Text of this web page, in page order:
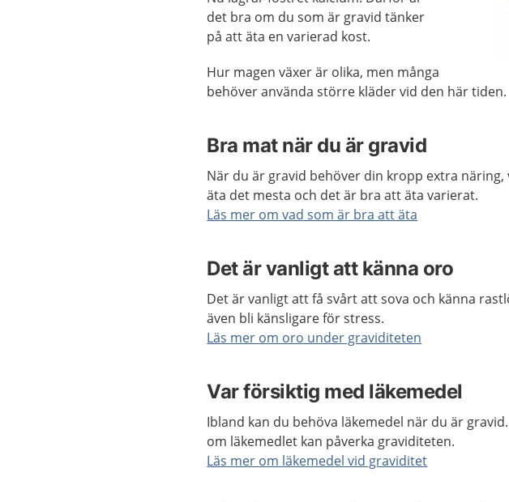
det bra om du som är gravid tänker
på att äta en varierad kost.
Hur magen växer är olika, men många
behöver använda större kläder vid den här tiden.
Bra mat när du är gravid
När du är gravid behöver din kropp extra
äta det mesta och det är bra att äta varierat.
Läs mer om vad som är bra att äta
Det är vanligt att känna oro
Det är vanligt att få svårt att sova och känna
även bli känsligare för stress.
Läs mer om oro under graviditeten
Var försiktig med läkemedel
Ibland kan du behöva läkemedel när du är
om läkemedlet kan påverka graviditeten.
Läs mer om läkemedel vid graviditet